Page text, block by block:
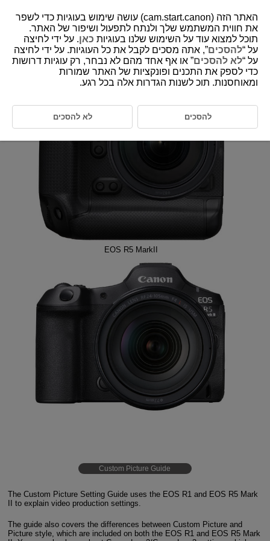
EOS R1
EOS R5 MarkII
Custom Picture Guide
The Custom Picture Setting Guide uses the EOS R1 and EOS R5 Mark
II to explain video production settings.
The guide also covers the differences between Custom Picture and
Picture style, which are included on both the EOS R1 and EOS R5 Mark
האתר הזה (cam.start.canon) עושה שימוש בעוגיות כדי לשפר
את חווית המשתמש שלך ולנתח לתפעול ושיפור של האתר.
תוכל למצוא עוד על השימוש שלנו בעוגיות כאן. על ידי לחיצה
על “להסכים”, אתה מסכים לקבל את כל העוגיות. על ידי לחיצה
על “לא להסכים” או אף אחד מהם לא נבחר, רק עוגיות דרושות
כדי לספק את התכנים ופונקציות של האתר שמורות
ומאוחסנות. תוכ לשנות הגדרות אלה בכל רגע.
להסכים לא להסכים